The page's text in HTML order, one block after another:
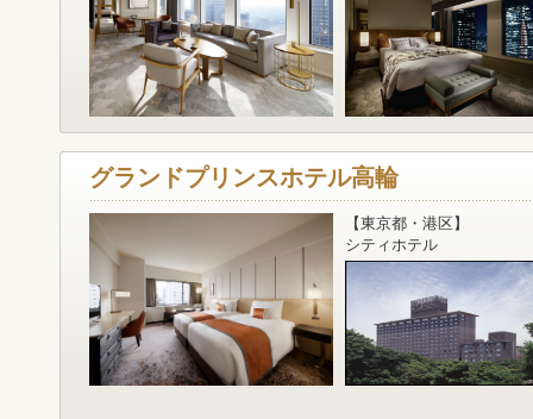
グランドプリンスホテル高輪
【東京都・港区】
シティホテル